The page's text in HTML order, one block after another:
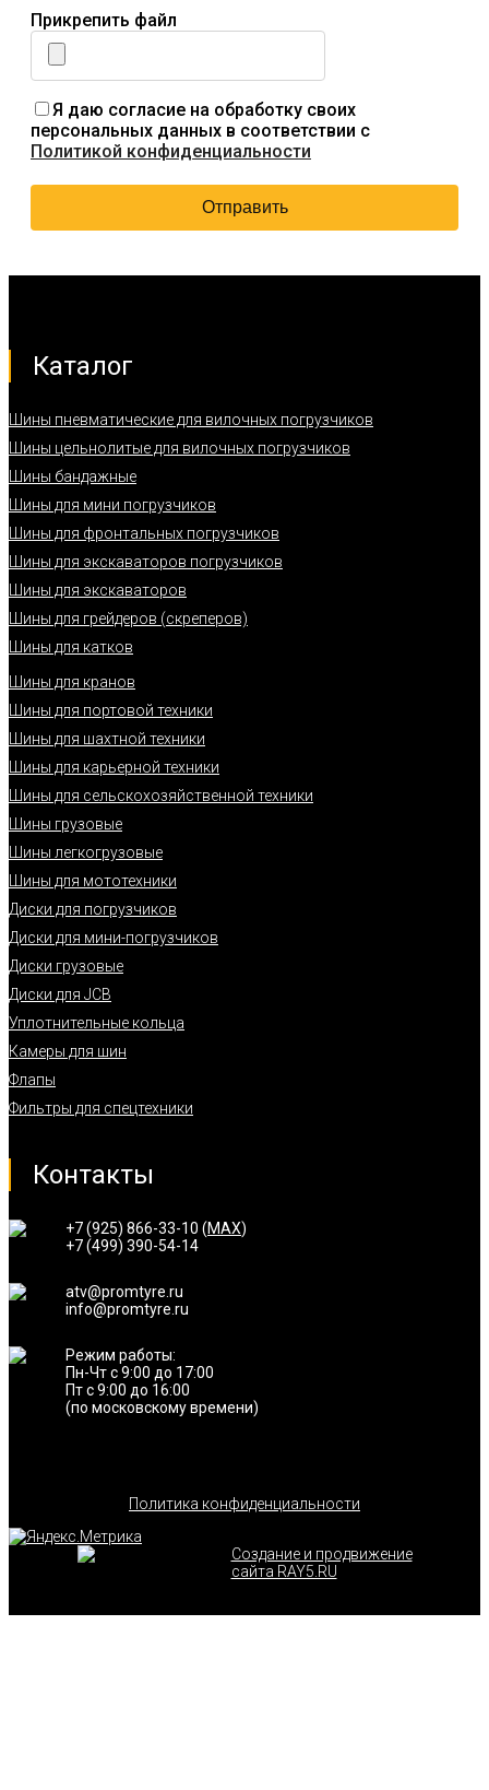
Прикрепить файл
Я даю согласие на обработку своих
персональных данных в соответствии с
Политикой конфиденциальности
Каталог
Шины пневматические для вилочных погрузчиков
Шины цельнолитые для вилочных погрузчиков
Шины бандажные
Шины для мини погрузчиков
Шины для фронтальных погрузчиков
Шины для экскаваторов погрузчиков
Шины для экскаваторов
Шины для грейдеров (скреперов)
Шины для катков
Шины для кранов
Шины для портовой техники
Шины для шахтной техники
Шины для карьерной техники
Шины для сельскохозяйственной техники
Шины грузовые
Шины легкогрузовые
Шины для мототехники
Диски для погрузчиков
Диски для мини-погрузчиков
Диски грузовые
Диски для JCB
Уплотнительные кольца
Камеры для шин
Флапы
Фильтры для спецтехники
Контакты
+7 (925) 866-33-10 (MAX)
+7 (499) 390-54-14
atv@promtyre.ru
info@promtyre.ru
Режим работы:
Пн-Чт с 9:00 до 17:00
Пт с 9:00 до 16:00
(по московскому времени)
Политика конфиденциальности
Создание и продвижение
сайта RAY5.RU